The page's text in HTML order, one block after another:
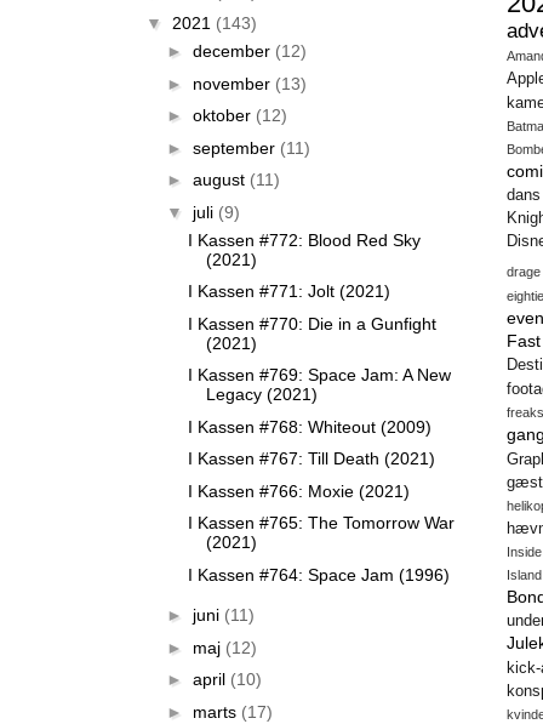
▼ 2021 (143)
► december (12)
► november (13)
► oktober (12)
► september (11)
► august (11)
▼ juli (9)
I Kassen #772: Blood Red Sky
(2021)
I Kassen #771: Jolt (2021)
I Kassen #770: Die in a Gunfight
(2021)
I Kassen #769: Space Jam: A New
Legacy (2021)
I Kassen #768: Whiteout (2009)
I Kassen #767: Till Death (2021)
I Kassen #766: Moxie (2021)
I Kassen #765: The Tomorrow War
(2021)
I Kassen #764: Space Jam (1996)
► juni (11)
► maj (12)
► april (10)
► marts (17)
dans
drage
freaks
Island